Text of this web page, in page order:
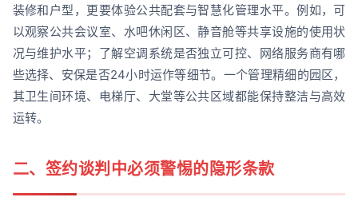
装修和户型，更要体验公共配套与智慧化管理水平。例如，可
以观察公共会议室、水吧休闲区、静音舱等共享设施的使用状
况与维护水平；了解空调系统是否独立可控、网络服务商有哪
些选择、安保是否24小时运作等细节。一个管理精细的园区，
其卫生间环境、电梯厅、大堂等公共区域都能保持整洁与高效
运转。
二、签约谈判中必须警惕的隐形条款